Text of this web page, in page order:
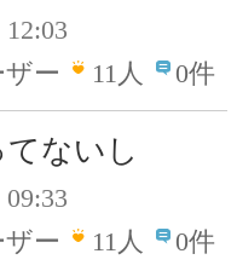
ー
11人 0件
ないし
ー
11人 0件